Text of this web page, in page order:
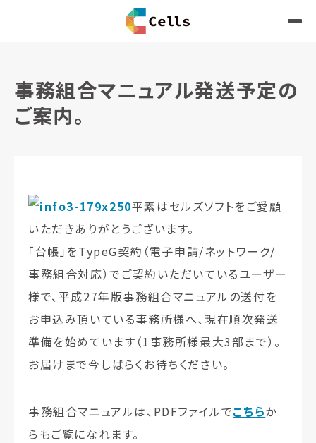
事務組合マニュアル発送予定の
ご案内。
平素はセルズソフトをご愛顧
いただきありがとうございます。
「台帳」をTypeG契約（電子申請/ネットワーク/
事務組合対応）でご契約いただいているユーザー
様で、平成27年版事務組合マニュアルの送付を
お申込み頂いている事務所様へ、現在順次発送
準備を始めています（1事務所様最大3部まで）。
お届けまで今しばらくお待ちください。
事務組合マニュアルは、PDFファイルでこちらか
らもご覧になれます。